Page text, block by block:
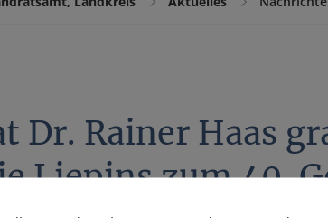
Dr. Rainer Haas
Liepins zum 40.